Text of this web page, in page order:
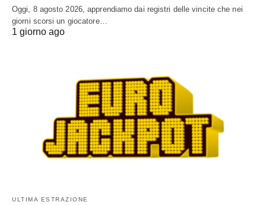
Oggi, 8 agosto 2026, apprendiamo dai registri delle vincite che nei
giorni scorsi un giocatore…
1 giorno ago
ULTIMA ESTRAZIONE